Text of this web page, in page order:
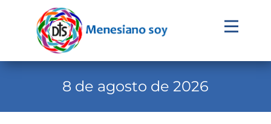
Evangelio
8 de agosto de 2026